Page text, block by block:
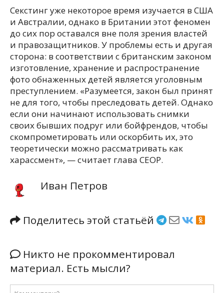
Cекстинг уже некоторое время изучается в США
и Австралии, однако в Британии этот феномен
до сих пор оставался вне поля зрения властей
и правозащитников. У проблемы есть и другая
сторона: в соответствии с британским законом
изготовление, хранение и распространение
фото обнаженных детей является уголовным
преступлением. «Разумеется, закон был принят
не для того, чтобы преследовать детей. Однако
если они начинают использовать снимки
своих бывших подруг или бойфрендов, чтобы
скомпрометировать или оскорбить их, это
теоретически можно рассматривать как
харассмент», — считает глава CEOP.
Иван Петров
Поделитесь этой статьёй
Никто не прокомментировал
материал. Есть мысли?